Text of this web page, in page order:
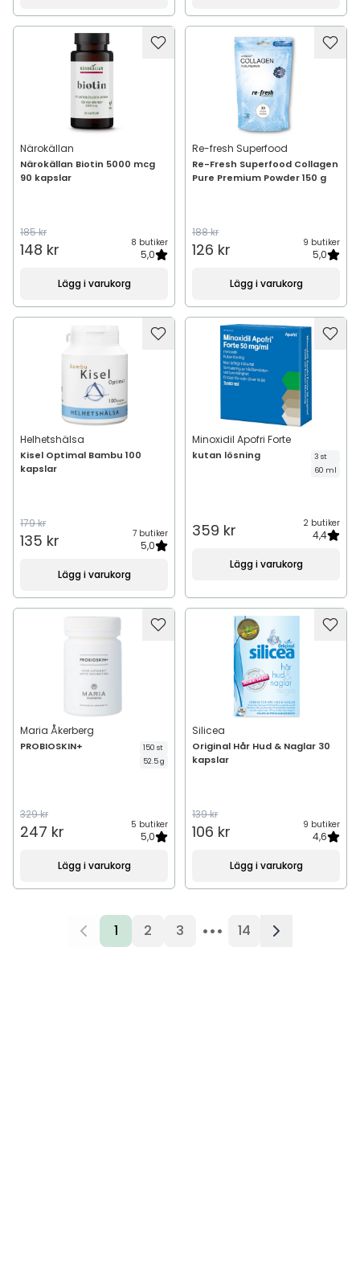
Närokällan
Närokällan Biotin 5000 mcg
90 kapslar
185 kr
148 kr 8 butiker
5,0
Lägg i varukorg
Re-fresh Superfood
Re-Fresh Superfood Collagen
Pure Premium Powder 150 g
188 kr
126 kr 9 butiker
5,0
Lägg i varukorg
Helhetshälsa
Kisel Optimal Bambu 100
kapslar
179 kr
135 kr 7 butiker
5,0
Lägg i varukorg
Minoxidil Apofri Forte
kutan lösning
3 st
60 ml
359 kr 2 butiker
4,4
Lägg i varukorg
Maria Åkerberg
PROBIOSKIN+
150 st
52.5 g
329 kr
247 kr 5 butiker
5,0
Lägg i varukorg
Silicea
Original Hår Hud & Naglar 30
kapslar
139 kr
106 kr 9 butiker
4,6
Lägg i varukorg
1 2 3 ••• 14